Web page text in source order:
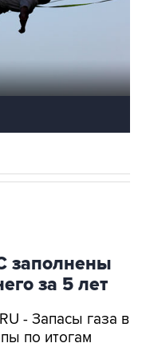
заполнены
за 5 лет
- Запасы газа в
по итогам